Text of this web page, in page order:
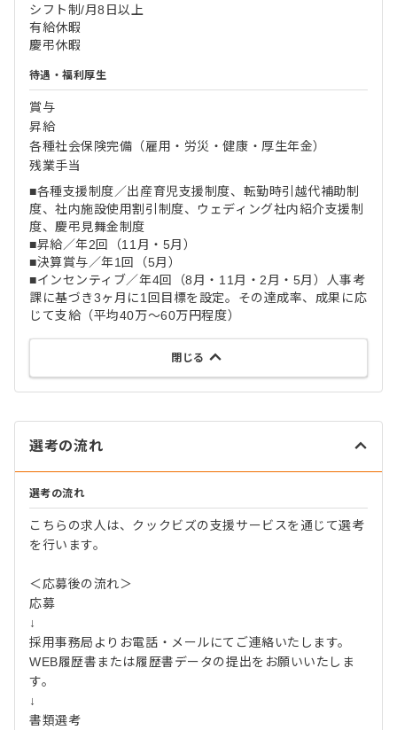
シフト制/月8日以上
有給休暇
慶弔休暇
待遇・福利厚生
賞与
昇給
各種社会保険完備（雇用・労災・健康・厚生年金）
残業手当
■各種支援制度／出産育児支援制度、転勤時引越代補助制
度、社内施設使用割引制度、ウェディング社内紹介支援制
度、慶弔見舞金制度
■昇給／年2回（11月・5月）
■決算賞与／年1回（5月）
■インセンティブ／年4回（8月・11月・2月・5月）人事考
課に基づき3ヶ月に1回目標を設定。その達成率、成果に応
じて支給（平均40万～60万円程度）
閉じる
選考の流れ
選考の流れ
こちらの求人は、クックビズの支援サービスを通じて選考
を行います。
＜応募後の流れ＞
応募
↓
採用事務局よりお電話・メールにてご連絡いたします。
WEB履歴書または履歴書データの提出をお願いいたしま
す。
↓
書類選考